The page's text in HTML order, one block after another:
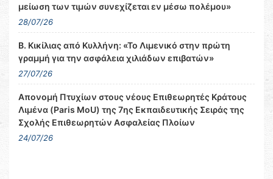
μείωση των τιμών συνεχίζεται εν μέσω πολέμου»
28/07/26
Β. Κικίλιας από Κυλλήνη: «Το Λιμενικό στην πρώτη
γραμμή για την ασφάλεια χιλιάδων επιβατών»
27/07/26
Απονομή Πτυχίων στους νέους Επιθεωρητές Κράτους
Λιμένα (Paris MoU) της 7ης Εκπαιδευτικής Σειράς της
Σχολής Επιθεωρητών Ασφαλείας Πλοίων
24/07/26